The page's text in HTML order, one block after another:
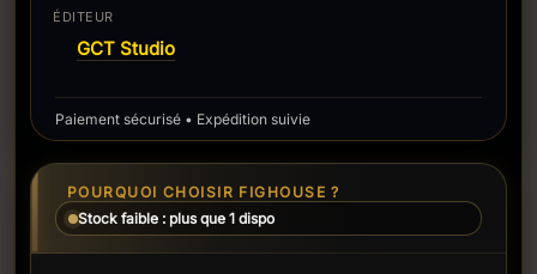
ÉDITEUR
GCT Studio
Paiement sécurisé • Expédition suivie
POURQUOI CHOISIR FIGHOUSE ?
Stock faible : plus que 1 dispo